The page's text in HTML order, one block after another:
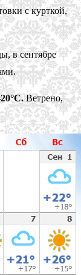
с курткой,
в сентябре
Ветрено,